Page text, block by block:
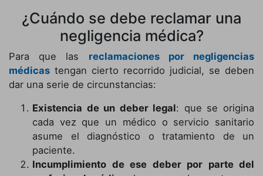
¿Cuándo se debe reclamar una
negligencia médica?
Para que las reclamaciones por negligencias
médicas tengan cierto recorrido judicial, se deben
dar una serie de circunstancias:
Existencia de un deber legal: que se origina
cada vez que un médico o servicio sanitario
asume el diagnóstico o tratamiento de un
paciente.
Incumplimiento de ese deber por parte del